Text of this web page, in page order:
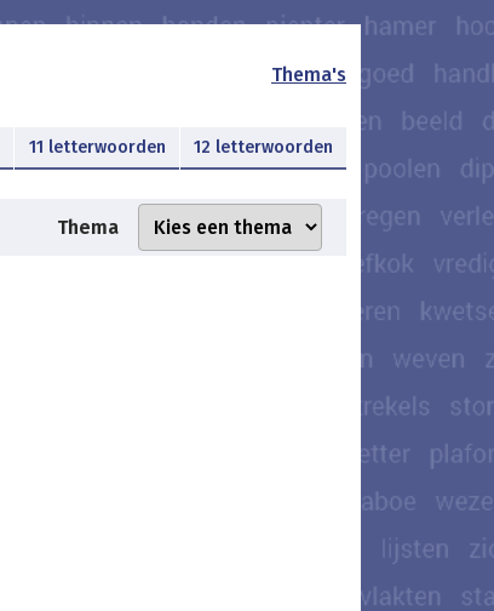
Thema's
11 letterwoorden 12 letterwoorden
Thema